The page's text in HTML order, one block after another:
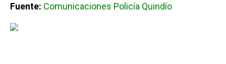
Fuente: Comunicaciones Policía Quindío